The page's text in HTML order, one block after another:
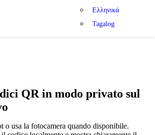
Ελληνικά
Tagalog
QR in modo privato sul
o usa la fotocamera quando disponibile.